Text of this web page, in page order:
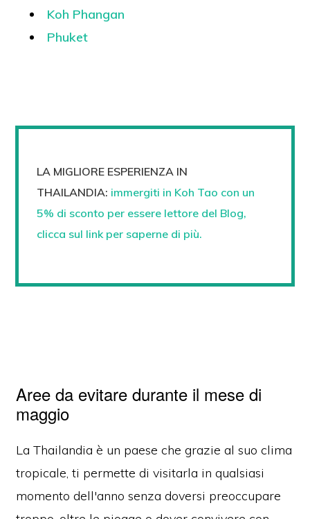
Koh Phangan
Phuket
LA MIGLIORE ESPERIENZA IN
THAILANDIA: immergiti in Koh Tao con un
5% di sconto per essere lettore del Blog,
clicca sul link per saperne di più.
Aree da evitare durante il mese di
maggio
La Thailandia è un paese che grazie al suo clima
tropicale, ti permette di visitarla in qualsiasi
momento dell'anno senza doversi preoccupare